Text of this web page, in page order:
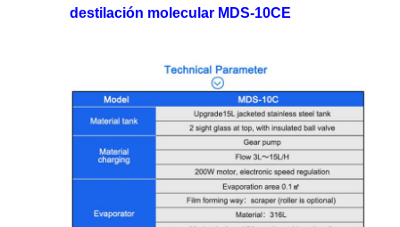
destilación molecular MDS-10CE